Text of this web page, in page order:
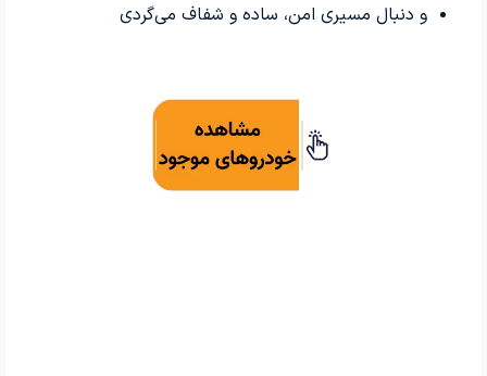
و دنبال مسیری امن، ساده و شفاف می‌گردی